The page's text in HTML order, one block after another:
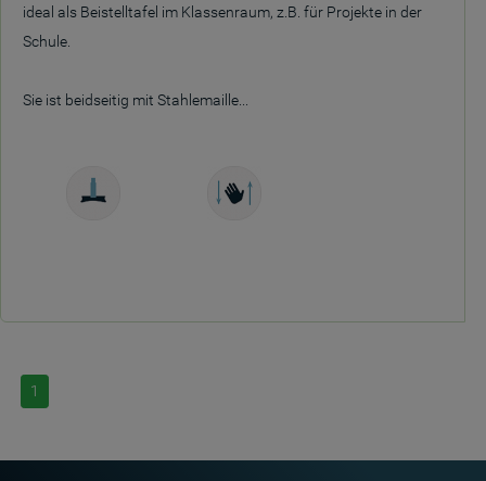
ideal als Beistelltafel im Klassenraum, z.B. für Projekte in der
Schule.
Sie ist beidseitig mit Stahlemaille...
1